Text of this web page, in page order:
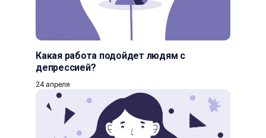
Какая работа подойдет людям с
депрессией?
24 апреля